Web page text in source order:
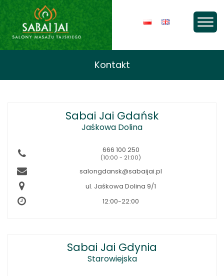
Kontakt
Sabai Jai Gdańsk
Jaśkowa Dolina
666 100 250
(10:00 - 21:00)
salongdansk@sabaijai.pl
ul. Jaśkowa Dolina 9/1
12:00-22:00
Sabai Jai Gdynia
Starowiejska